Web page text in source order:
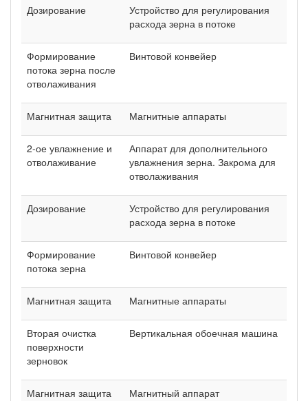
Дозирование
Устройство для регулирования
расхода зерна в потоке
Формирование
потока зерна после
отволаживания
Винтовой конвейер
Магнитная защита Магнитные аппараты
2-ое увлажнение и
отволаживание
Аппарат для дополнительного
увлажнения зерна. Закрома для
отволаживания
Дозирование
Устройство для регулирования
расхода зерна в потоке
Формирование
потока зерна
Винтовой конвейер
Магнитная защита Магнитные аппараты
Вторая очистка
поверхности
зерновок
Вертикальная обоечная машина
Магнитная защита Магнитный аппарат